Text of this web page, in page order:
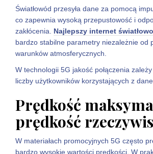
Światłowód przesyła dane za pomocą
co zapewnia wysoką przepustowość i
zakłócenia. Najlepszy internet
bardzo stabilne parametry niezależnie od
warunków atmosferycznych.
W technologii 5G jakość połączenia
liczby użytkowników korzystających z
Prędkość
prędkość
W materiałach promocyjnych 5G często
bardzo wysokie wartości prędkości. W